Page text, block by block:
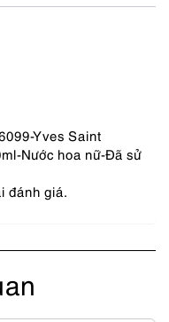
Yves Saint
Nước hoa nữ-Đã sử
đánh giá.